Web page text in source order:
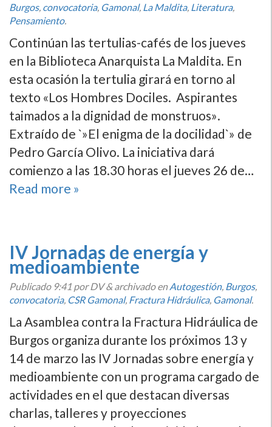
Burgos, convocatoria, Gamonal, La Maldita, Literatura,
Pensamiento.
Continúan las tertulias-cafés de los jueves
en la Biblioteca Anarquista La Maldita. En
esta ocasión la tertulia girará en torno al
texto «Los Hombres Dociles. Aspirantes
taimados a la dignidad de monstruos».
Extraí­do de `»El enigma de la docilidad`» de
Pedro Garcí­a Olivo. La iniciativa dará
comienzo a las 18.30 horas el jueves 26 de…
Read more »
IV Jornadas de energí­a y
medioambiente
Publicado 9:41 por DV&archivado enAutogestión, Burgos,
convocatoria, CSR Gamonal, Fractura Hidráulica, Gamonal.
La Asamblea contra la Fractura Hidráulica de
Burgos organiza durante los próximos 13 y
14 de marzo las IV Jornadas sobre energí­a y
medioambiente con un programa cargado de
actividades en el que destacan diversas
charlas, talleres y proyecciones